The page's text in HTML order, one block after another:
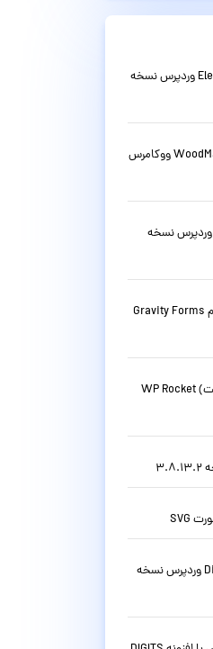
افزونه صفحه ساز المنتور پرو Elementor Pro وردپرس نسخه
قالب فروشگاهی چندمنظوره وودمارت WoodMart ووکامرس
افزونه فارسی سئو Yoast SEO Premium وردپرس نسخه
افزونه فرم ساز حرفه ای وردپرس گرویتی فرم Gravity Forms
افزونه فارسی افزایش سرعت وردپرس (راکت) WP Rocket
افزونه ثبت نام و ورود شماره موبایل Digits وردپرس نسخه